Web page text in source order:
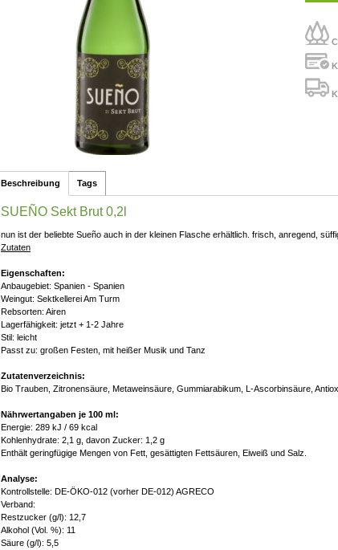
Beschreibung Tags
SUEÑO Sekt Brut 0,2l
nun ist der beliebte Sueño auch in der kleinen Flasche erhältlich. frisch, anregend,
Zutaten
Eigenschaften:
Anbaugebiet: Spanien - Spanien
Weingut: Sektkellerei Am Turm
Rebsorten: Airen
Lagerfähigkeit: jetzt + 1-2 Jahre
Stil: leicht
Passt zu: großen Festen, mit heißer Musik und Tanz
Zutatenverzeichnis:
Bio Trauben, Zitronensäure, Metaweinsäure, Gummiarabikum, L-Ascorbinsäure,
Nährwertangaben je 100 ml:
Energie: 289 kJ / 69 kcal
Kohlenhydrate: 2,1 g, davon Zucker: 1,2 g
Enthält geringfügige Mengen von Fett, gesättigten Fettsäuren, Eiweiß und Salz.
Analyse:
Kontrollstelle: DE-ÖKO-012 (vorher DE-012) AGRECO
Verband:
Restzucker (g/l): 12,7
Alkohol (Vol. %): 11
Säure (g/l): 5,5